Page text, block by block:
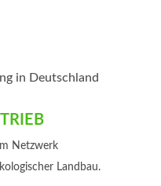
in Deutschland
Netzwerk
Landbau.